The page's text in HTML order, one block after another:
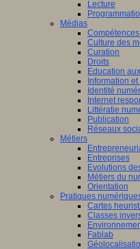
Lecture
Médias
Culture des
Curation
Droits
Education
Information
Identité
Internet
Littératie
Publication
Réseaux
Métiers
Entreprises
Evolutions
Métiers du
Orientation
Pratiques
Cartes
Classes
Fablab